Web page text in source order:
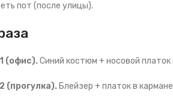
пот (после улицы).
(офис). Синий костюм + носовой
(прогулка). Блейзер + платок в